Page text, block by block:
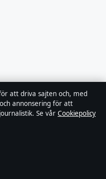
att driva sajten och, med
annonsering för att
Se vår Cookiepolicy